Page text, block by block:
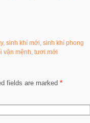
, sinh khí mới sinh khí phong
vận mệnh tươi mới
fields are marked *